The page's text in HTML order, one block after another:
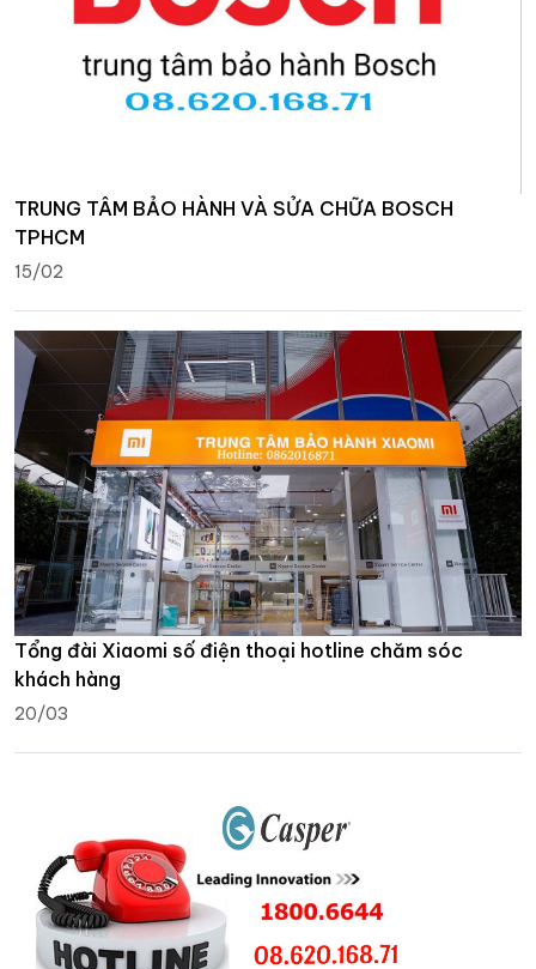
TRUNG TÂM BẢO HÀNH VÀ SỬA CHỮA BOSCH
TPHCM
15/02
Tổng đài Xiaomi số điện thoại hotline chăm sóc
khách hàng
20/03